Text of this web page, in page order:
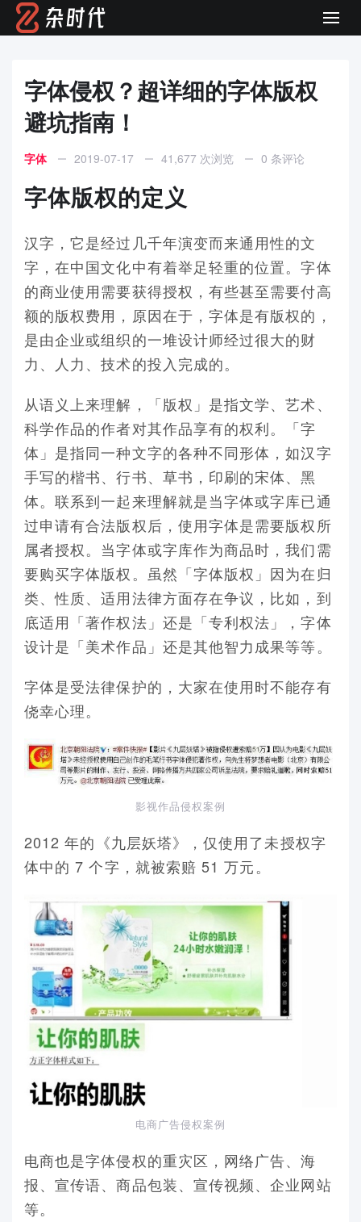
Menu
字体侵权？超详细的字体版权
避坑指南！
字体 2019-07-17 41,677 次浏览 0 条评论
字体版权的定义
汉字，它是经过几千年演变而来通用性的文
字，在中国文化中有着举足轻重的位置。字体
的商业使用需要获得授权，有些甚至需要付高
额的版权费用，原因在于，字体是有版权的，
是由企业或组织的一堆设计师经过很大的财
力、人力、技术的投入完成的。
从语义上来理解，「版权」是指文学、艺术、
科学作品的作者对其作品享有的权利。「字
体」是指同一种文字的各种不同形体，如汉字
手写的楷书、行书、草书，印刷的宋体、黑
体。联系到一起来理解就是当字体或字库已通
过申请有合法版权后，使用字体是需要版权所
属者授权。当字体或字库作为商品时，我们需
要购买字体版权。虽然「字体版权」因为在归
类、性质、适用法律方面存在争议，比如，到
底适用「著作权法」还是「专利权法」，字体
设计是「美术作品」还是其他智力成果等等。
字体是受法律保护的，大家在使用时不能存有
侥幸心理。
影视作品侵权案例
2012 年的《九层妖塔》，仅使用了未授权字
体中的 7 个字，就被索赔 51 万元。
电商广告侵权案例
电商也是字体侵权的重灾区，网络广告、海
报、宣传语、商品包装、宣传视频、企业网站
等。